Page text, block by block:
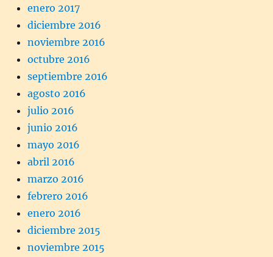
enero 2017
diciembre 2016
noviembre 2016
octubre 2016
septiembre 2016
agosto 2016
julio 2016
junio 2016
mayo 2016
abril 2016
marzo 2016
febrero 2016
enero 2016
diciembre 2015
noviembre 2015